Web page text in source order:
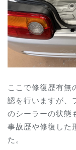
ここで修復歴有無
認を行いますが、
のシーラーの状態
事故歴や修復した
た。